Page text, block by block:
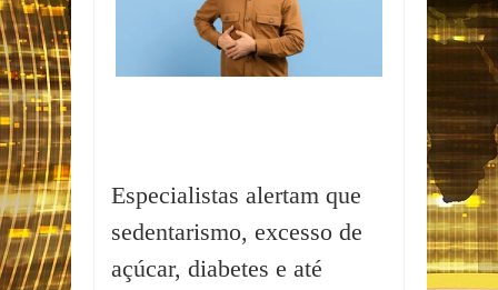
Especialistas alertam que
sedentarismo, excesso de
açúcar, diabetes e até